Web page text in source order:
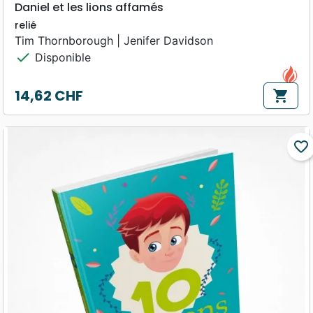
Daniel et les lions affamés
relié
Tim Thornborough | Jenifer Davidson
check Disponible
Prix
14,62 CHF shopping_cart
favorite_border